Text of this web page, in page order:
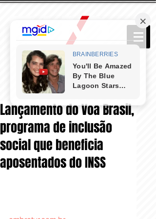
Lançamento do Voa Brasil,
programa de inclusão
social que beneficia
aposentados do INSS